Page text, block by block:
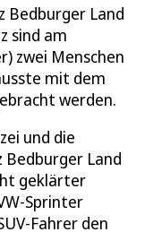
Bedburger Land
sind am
zwei Menschen
mit dem
werden.
und die
Land
geklärter
Sprinter
Fahrer den